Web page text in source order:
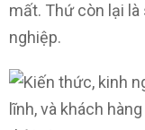
mất. Thứ còn lại
nghiệp.